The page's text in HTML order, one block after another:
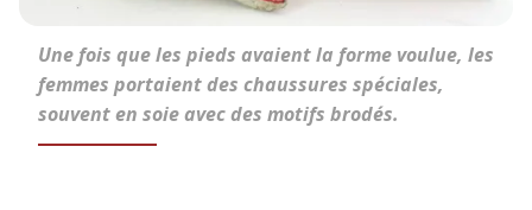
Une fois que les pieds avaient la forme voulue, les
femmes portaient des chaussures spéciales,
souvent en soie avec des motifs brodés.